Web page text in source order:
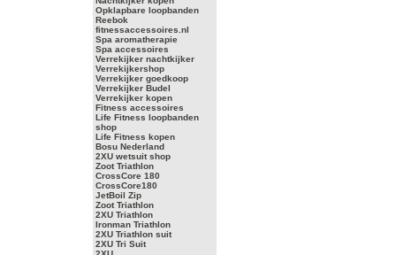
Opklapbare loopbanden
Reebok
fitnessaccessoires.nl
Spa aromatherapie
Spa accessoires
Verrekijker nachtkijker
Verrekijkershop
Verrekijker goedkoop
Verrekijker Budel
Verrekijker kopen
Fitness accessoires
Life Fitness loopbanden
shop
Life Fitness kopen
Bosu Nederland
2XU wetsuit shop
Zoot Triathlon
CrossCore 180
CrossCore180
JetBoil Zip
Zoot Triathlon
2XU Triathlon
Ironman Triathlon
2XU Triathlon suit
2XU Tri Suit